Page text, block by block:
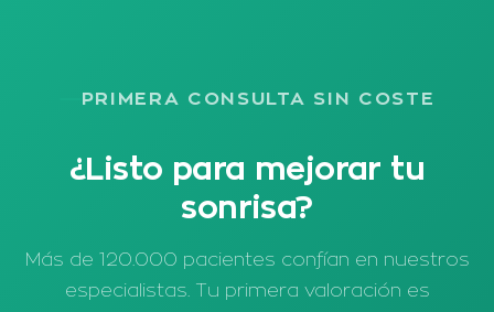
PRIMERA CONSULTA SIN COSTE
¿Listo para mejorar tu
sonrisa?
Más de 120.000 pacientes confían en nuestros
especialistas. Tu primera valoración es